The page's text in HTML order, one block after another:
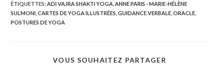
ÉTIQUETTES:ADI VAJRA SHAKTI YOGA ANNE PARIS - MARIE-HÉLÈNE
SULMONI CARTES DE YOGA ILLUSTRÉES GUIDANCE VERBALE ORACLE
POSTURES DE YOGA
VOUS SOUHAITEZ PARTAGER